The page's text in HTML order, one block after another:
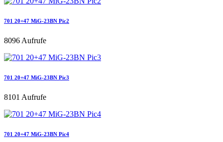
701 20+47 MiG-23BN Pic2
8096 Aufrufe
701 20+47 MiG-23BN Pic3
8101 Aufrufe
701 20+47 MiG-23BN Pic4